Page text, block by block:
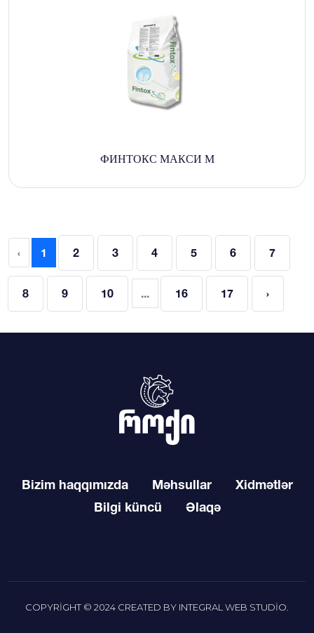
ФИНТОКС МАКСИ М
‹ 1 2 3 4 5 6 7
8 9 10 ... 16 17 ›
Bizim haqqımızda Məhsullar
Xidmətlər
Bilgi küncü
Əlaqə
COPYRIGHT © 2024 CREATED BY INTEGRAL WEB STUDIO